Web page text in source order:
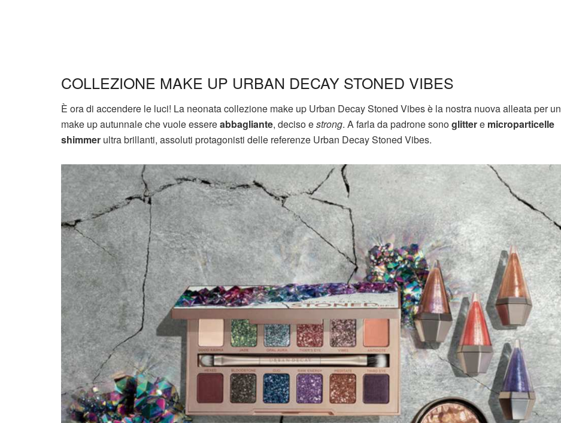
COLLEZIONE MAKE UP URBAN DECAY STONED VIBES
È ora di accendere le luci! La neonata collezione make up Urban Decay Stoned Vibes è la nostra nuova alleata per un
make up autunnale che vuole essereabbagliante, deciso estrong. A farla da padrone sonoglittere microparticelle
shimmer ultra brillanti, assoluti protagonisti delle referenze Urban Decay Stoned Vibes.